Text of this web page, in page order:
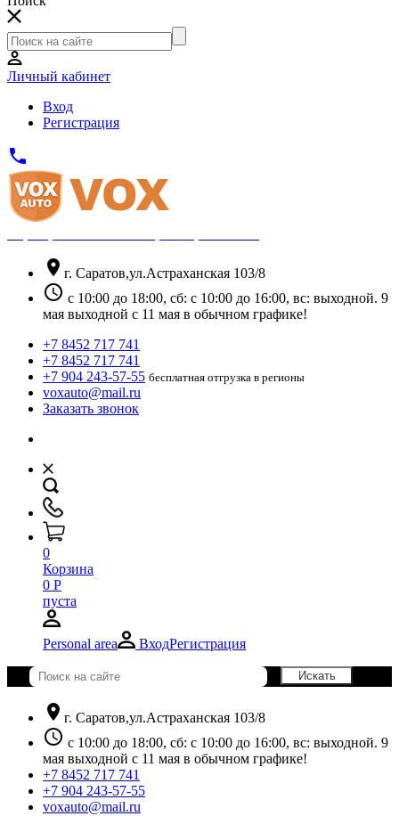
Личный кабинет
Вход
Регистрация
phone
location_on г. Саратов,ул.Астраханская 103/8
schedule с 10:00 до 18:00, сб: с 10:00 до 16:00, вс: выходной. 9
мая выходной с 11 мая в обычном графике!
+7 8452 717 741
+7 8452 717 741
+7 904 243-57-55 бесплатная отгрузка в регионы
voxauto@mail.ru
Заказать звонок
0
Корзина
0 Р
пуста
Personal area ВходРегистрация
location_on г. Саратов,ул.Астраханская 103/8
schedule с 10:00 до 18:00, сб: с 10:00 до 16:00, вс: выходной. 9
мая выходной с 11 мая в обычном графике!
+7 8452 717 741
+7 904 243-57-55
voxauto@mail.ru